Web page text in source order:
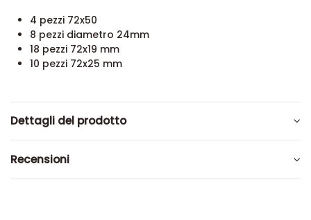
4 pezzi 72x50
8 pezzi diametro 24mm
18 pezzi 72x19 mm
10 pezzi 72x25 mm
Dettagli del prodotto
Recensioni